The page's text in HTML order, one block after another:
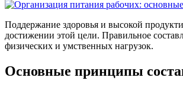
Поддержание здоровья и высокой
достижении этой цели. Правильное
физических и умственных нагрузок.
Основные принципы